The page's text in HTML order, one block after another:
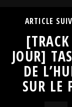
ARTICLE
JOUR]
DE
SUR LE